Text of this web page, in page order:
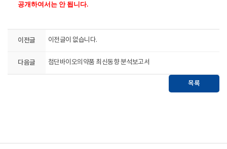
공개하여서는 안 됩니다.
이전글 이전글이 없습니다.
다음글 첨단바이오의약품 최신동향 분석보고서
목록